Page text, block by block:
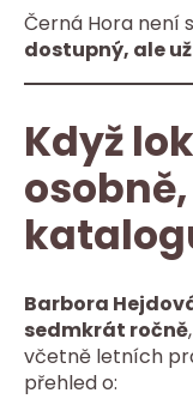
Černá Hora není
dostupný, ale
Když
Barbora
sedmkrát ročně
včetně letních
přehled o: